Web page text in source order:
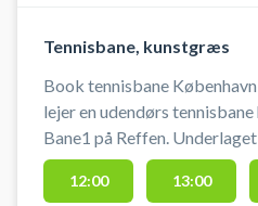
åbne fra kl. 08:00 – 22:00. Vi gør
med grove såler ikke er
de ødelægger tennisbanerne.
Tennisbane, kunstgræs
Book tennisbane
lejer en udendørs tennisbane
Bane1 på Reffen.
kunstgræs og kan benyttes
året. Du skal selv medbringe bolde12:00 13:00